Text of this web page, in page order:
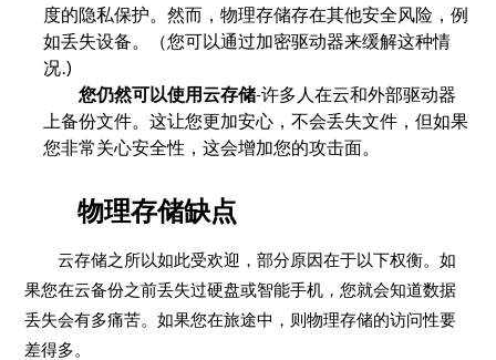
度的隐私保护。然而，物理存储存在其他安全风险，例
如丢失设备。（您可以通过加密驱动器来缓解这种情
况.)
您仍然可以使用云存储-许多人在云和外部驱动器
上备份文件。这让您更加安心，不会丢失文件，但如果
您非常关心安全性，这会增加您的攻击面。
物理存储缺点
云存储之所以​​如此受欢迎，部分原因在于以下权衡。如
果您在云备份之前丢失过硬盘或智能手机，您就会知道数据
丢失会有多痛苦。如果您在旅途中，则物理存储的访问性要
差得多。